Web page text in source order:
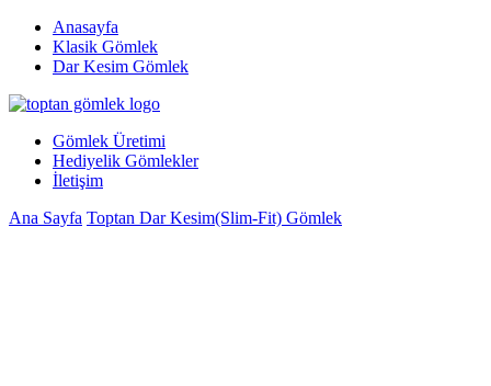
Anasayfa
Klasik Gömlek
Dar Kesim Gömlek
Gömlek Üretimi
Hediyelik Gömlekler
İletişim
Ana Sayfa Toptan Dar Kesim(Slim-Fit) Gömlek